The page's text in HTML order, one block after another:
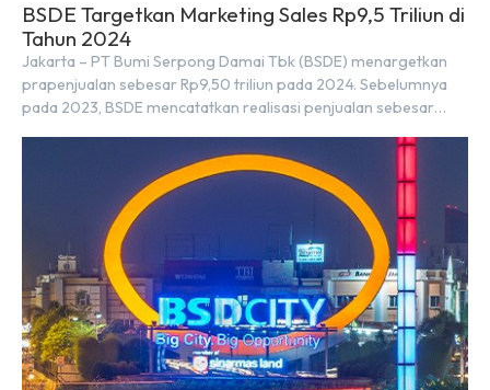
BSDE Targetkan Marketing Sales Rp9,5 Triliun di
Tahun 2024
Jakarta – PT Bumi Serpong Damai Tbk (BSDE) menargetkan
prapenjualan sebesar Rp9,50 triliun pada 2024. Sebelumnya
pada 2023, BSDE mencatatkan realisasi penjualan sebesar
Rp8,80 triliun. Menurut Direktur BSDE Hermawan Wijaya
menghadapi 2024, kondisi ekonomi global maupun nasional
dapat memengaruhi pertimbangan masyarakat untuk
membeli rumah maupun investasi di sektor […]